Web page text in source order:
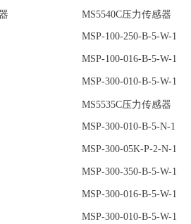
MS5540C压力传感器
MSP-100-250-B-5-W-1
MSP-100-016-B-5-W-1
MSP-300-010-B-5-W-1
MS5535C压力传感器
MSP-300-010-B-5-N-1
MSP-300-05K-P-2-N-1
MSP-300-350-B-5-W-1
MSP-300-016-B-5-W-1
MSP-300-010-B-5-W-1